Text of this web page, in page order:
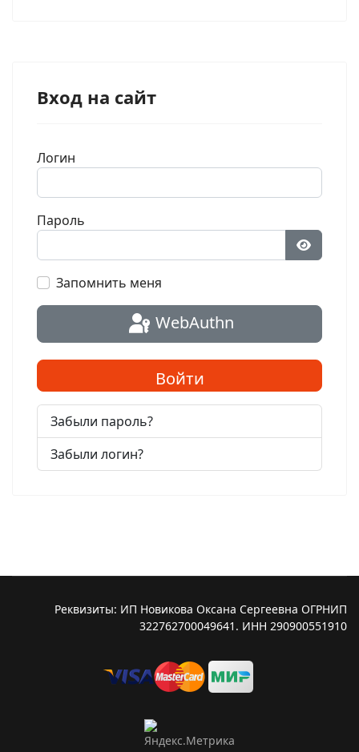
Вход на сайт
Логин
Пароль
Запомнить меня
WebAuthn
Войти
Забыли пароль?
Забыли логин?
Реквизиты: ИП Новикова Оксана Сергеевна ОГРНИП
322762700049641. ИНН 290900551910